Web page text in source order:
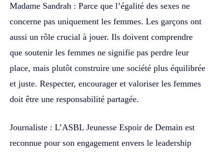
Madame Sandrah : Parce que l’égalité des sexes ne
concerne pas uniquement les femmes. Les garçons ont
aussi un rôle crucial à jouer. Ils doivent comprendre
que soutenir les femmes ne signifie pas perdre leur
place, mais plutôt construire une société plus équilibrée
et juste. Respecter, encourager et valoriser les femmes
doit être une responsabilité partagée.
Journaliste : L’ASBL Jeunesse Espoir de Demain est
reconnue pour son engagement envers le leadership